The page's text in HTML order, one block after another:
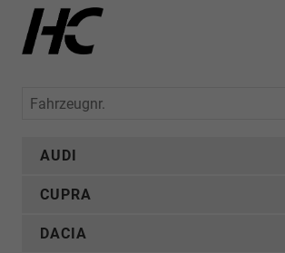
Fahrzeugnr.
AUDI
CUPRA
DACIA